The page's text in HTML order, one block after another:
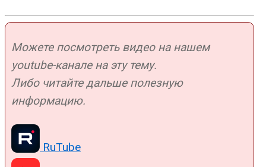
Можете посмотреть видео на нашем
youtube-канале на эту тему.
Либо читайте дальше полезную
информацию.
RuTube